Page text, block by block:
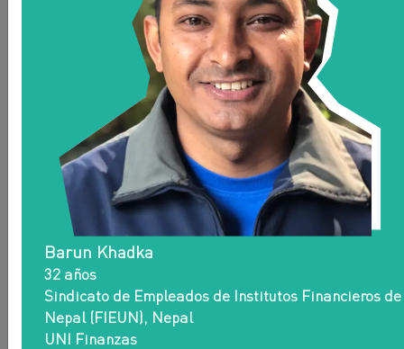
¡Deja que te presentemos algunos de nuestros
UNI ÁFRICA
Barun Khadka
32 años
Sindicato de Empleados de Institutos Financieros de
Nepal (FIEUN), Nepal
UNI Finanzas